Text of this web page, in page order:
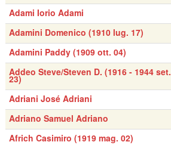
Adami Iorio Adami
Adamini Domenico (1910 lug. 17)
Adamini Paddy (1909 ott. 04)
Addeo Steve/Steven D. (1916 - 1944 set.
23)
Adriani José Adriani
Adriano Samuel Adriano
Africh Casimiro (1919 mag. 02)